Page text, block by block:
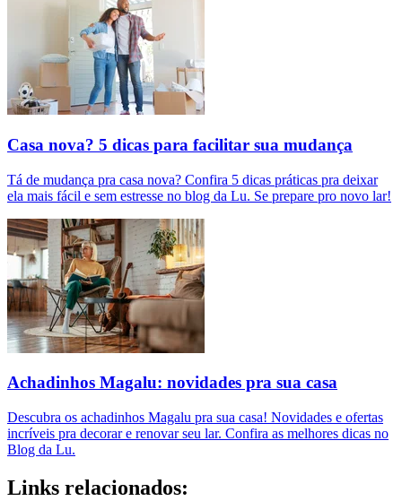
Casa nova? 5 dicas para facilitar sua mudança
Tá de mudança pra casa nova? Confira 5 dicas práticas pra deixar
ela mais fácil e sem estresse no blog da Lu. Se prepare pro novo lar!
Achadinhos Magalu: novidades pra sua casa
Descubra os achadinhos Magalu pra sua casa! Novidades e ofertas
incríveis pra decorar e renovar seu lar. Confira as melhores dicas no
Blog da Lu.
Links relacionados: